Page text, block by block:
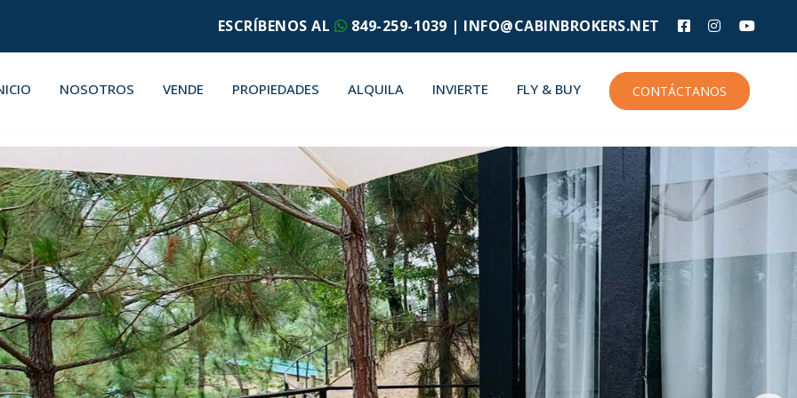
ESCRÍBENOS AL 849-259-1039 | INFO@CABINBROKERS.NET
NOSOTROS VENDE PROPIEDADES ALQUILA INVIERTE FLY & BUY CONTÁCTANOS